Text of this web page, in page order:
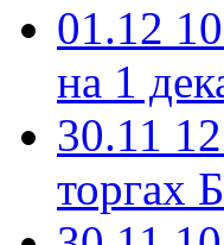
01.12
на 1
30.11
торгах